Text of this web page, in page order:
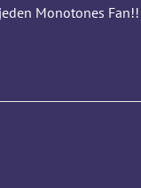
Monotones Fan!!